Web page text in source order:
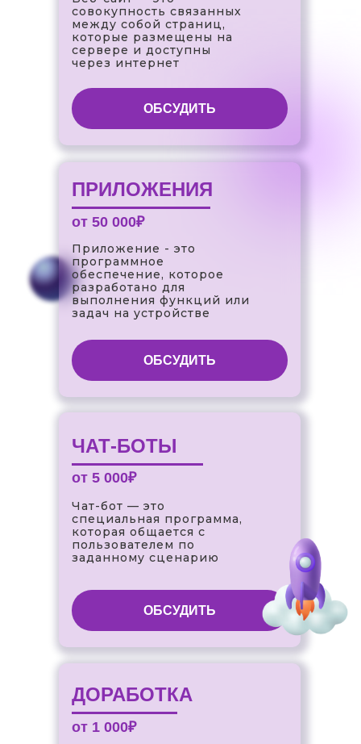
ПРИЛОЖЕНИЯ
ОБСУДИТЬ
Приложение - это
программное
обеспечение, которое
разработано для
выполнения функций или
задач на устройстве
от 50 000₽
ОБСУДИТЬ
совокупность связанных
между собой страниц,
которые размещены на
сервере и доступны
через интернет
ДОРАБОТКА
от 1 000₽
ЧАТ-БОТЫ
ОБСУДИТЬ
Чат-бот — это
специальная программа,
которая общается с
пользователем по
заданному сценарию
от 5 000₽